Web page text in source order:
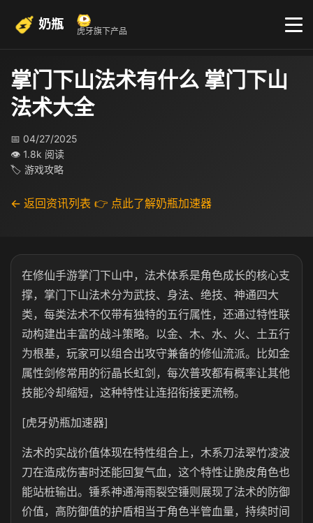
奶瓶 虎牙旗下产品
掌门下山法术有什么 掌门下山
法术大全
📅 04/27/2025
👁 1.8k 阅读
🏷 游戏攻略
← 返回资讯列表 👉 点此了解奶瓶加速器
在修仙手游掌门下山中，法术体系是角色成长的核心支
撑，掌门下山法术分为武技、身法、绝技、神通四大
类，每类法术不仅带有独特的五行属性，还通过特性联
动构建出丰富的战斗策略。以金、木、水、火、土五行
为根基，玩家可以组合出攻守兼备的修仙流派。比如金
属性剑修常用的衍晶长虹剑，每次普攻都有概率让其他
技能冷却缩短，这种特性让连招衔接更流畅。
[虎牙奶瓶加速器]
法术的实战价值体现在特性组合上，木系刀法翠竹凌波
刀在造成伤害时还能回复气血，这个特性让脆皮角色也
能站桩输出。锤系神通海雨裂空锤则展现了法术的防御
价值，高防御值的护盾相当于角色半管血量，持续时间